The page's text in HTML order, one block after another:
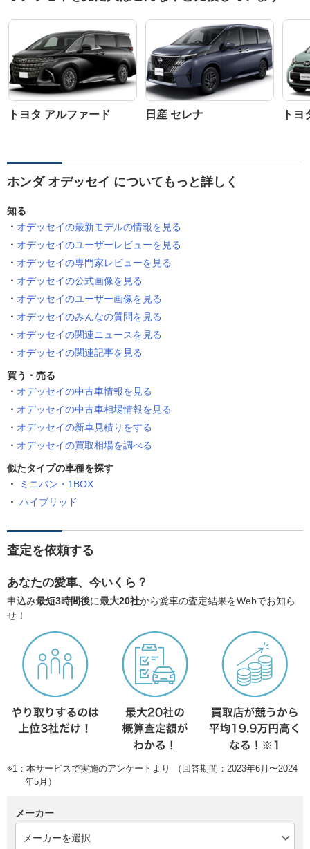
トヨタ アルファード 日産 セレナ ト
ホンダ オデッセイ についてもっと詳しく
知る
オデッセイの最新モデルの情報を見る
オデッセイのユーザーレビューを見る
オデッセイの専門家レビューを見る
オデッセイの公式画像を見る
オデッセイのユーザー画像を見る
オデッセイのみんなの質問を見る
オデッセイの関連ニュースを見る
オデッセイの関連記事を見る
買う・売る
オデッセイの中古車情報を見る
オデッセイの中古車相場情報を見る
オデッセイの新車見積りをする
オデッセイの買取相場を調べる
似たタイプの車種を探す
ミニバン・1BOX
ハイブリッド
査定を依頼する
あなたの愛車、今いくら？
申込み最短3時間後に最大20社から愛車の査定結果をWebでお知ら
せ！
※1：本サービスで実施のアンケートより （回答期間：2023年6月〜2024
年5月）
メーカー